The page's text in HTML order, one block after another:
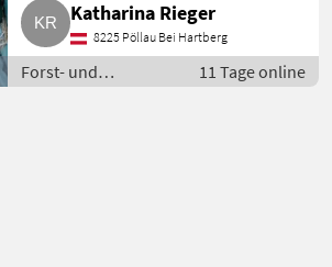
Katharina Rieger
8225 Pöllau Bei Hartberg
Forst- und
Holztechnik /
11 Tage online